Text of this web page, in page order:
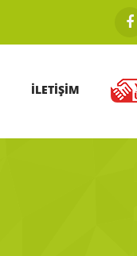
İLETİŞİM